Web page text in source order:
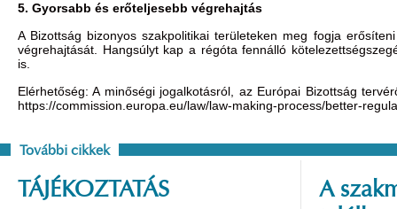
5. Gyorsabb és erőteljesebb végrehajtás
A Bizottság bizonyos szakpolitikai területeken meg fogja
végrehajtását. Hangsúlyt kap a régóta fennálló
is.
Elérhetőség: A minőségi jogalkotásról, az Európai Bizottság
https://commission.europa.eu/law/law-making-process/better-
További cikkek
TÁJÉKOZTATÁS
A